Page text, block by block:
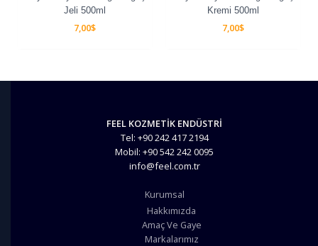
Jeli 500ml
7,00$
Kremi 500ml
7,00$
FEEL KOZMETİK ENDÜSTRİ
Tel: +90 242 417 2194
Mobil: +90 542 242 0095
info@feel.com.tr
Kurumsal
Hakkımızda
Amaç Ve Gaye
Markalarımız